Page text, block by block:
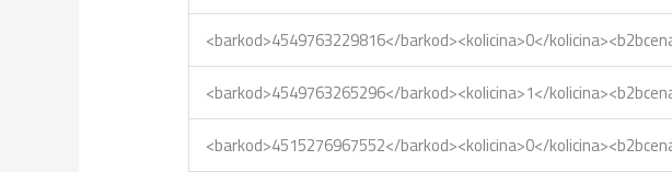
<barkod>4549763229816</barkod><kolicina>0</
<barkod>4549763265296</barkod><kolicina>1</
<barkod>4515276967552</barkod><kolicina>0</